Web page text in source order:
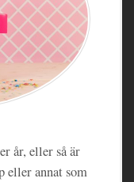
år, eller så är
eller annat som